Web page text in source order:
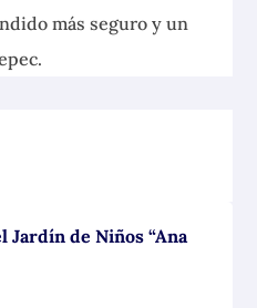
más seguro y un
Jardín de Niños “Ana